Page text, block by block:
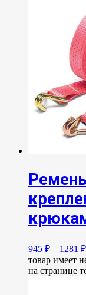
945 ₽ – 1281 ₽
товар имеет
на странице